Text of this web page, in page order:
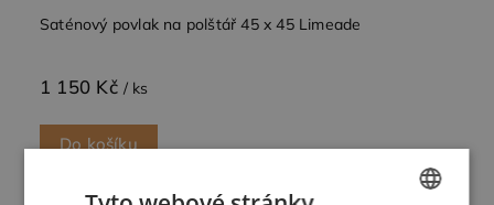
Saténový povlak na polštář 45 x 45 Limeade
1 150 Kč / ks
Do košíku